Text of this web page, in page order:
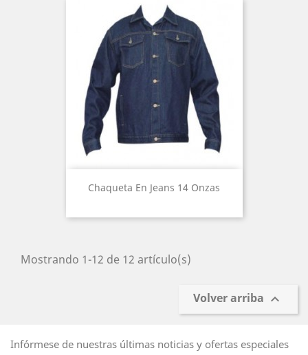
Chaqueta En Jeans 14 Onzas
Mostrando 1-12 de 12 artículo(s)
Volver arriba 
Infórmese de nuestras últimas noticias y ofertas especiales